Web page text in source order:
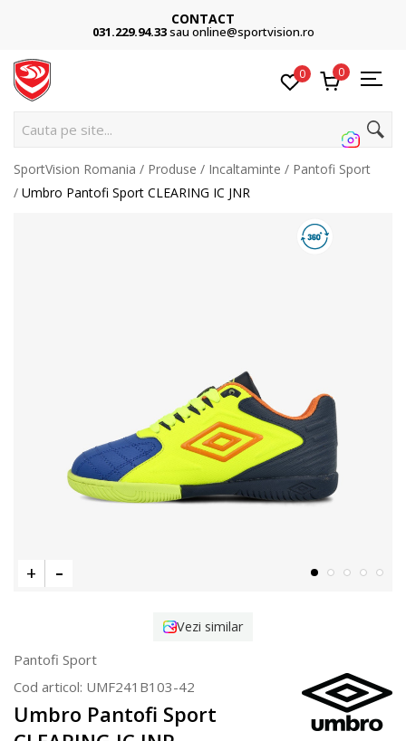
CONTACT
031.229.94.33sau online@sportvision.ro
0 0
Cauta pe site...
SportVision Romania Produse Incaltaminte
Pantofi Sport
Umbro Pantofi Sport CLEARING IC JNR
Vezi similar
Pantofi Sport
Cod articol: UMF241B103-42
Umbro Pantofi Sport